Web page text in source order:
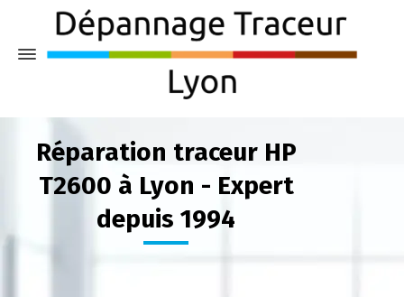
Réparation traceur HP
T2600 à Lyon - Expert
depuis 1994